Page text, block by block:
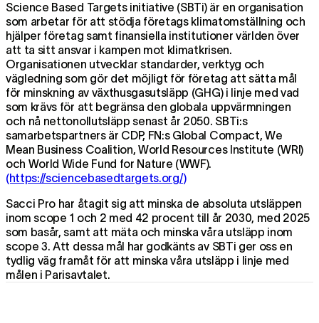
Science Based Targets initiative (SBTi) är en organisation
som arbetar för att stödja företags klimatomställning och
hjälper företag samt finansiella institutioner världen över
att ta sitt ansvar i kampen mot klimatkrisen.
Organisationen utvecklar standarder, verktyg och
vägledning som gör det möjligt för företag att sätta mål
för minskning av växthusgasutsläpp (GHG) i linje med vad
som krävs för att begränsa den globala uppvärmningen
och nå nettonollutsläpp senast år 2050. SBTi:s
samarbetspartners är CDP, FN:s Global Compact, We
Mean Business Coalition, World Resources Institute (WRI)
och World Wide Fund for Nature (WWF).
(https://sciencebasedtargets.org/)
Sacci Pro har åtagit sig att minska de absoluta utsläppen
inom scope 1 och 2 med 42 procent till år 2030, med 2025
som basår, samt att mäta och minska våra utsläpp inom
scope 3. Att dessa mål har godkänts av SBTi ger oss en
tydlig väg framåt för att minska våra utsläpp i linje med
målen i Parisavtalet.